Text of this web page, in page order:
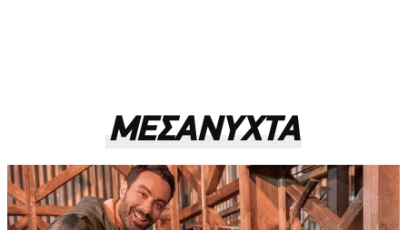
ΜΕΣΑΝΥΧΤΑ